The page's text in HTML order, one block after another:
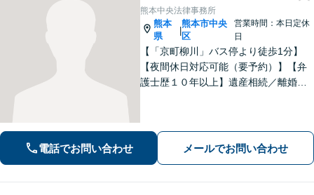
熊本中央法律事務所
熊本
県
|
熊本市中央
区
営業時間：本日定休
日
【「京町柳川」バス停より徒歩1分】
【夜間休日対応可能（要予約）】【弁
護士歴１０年以上】遺産相続／離婚・
す。お気軽にご相談ください。
電話でお問い合わせ メールでお問い合わせ